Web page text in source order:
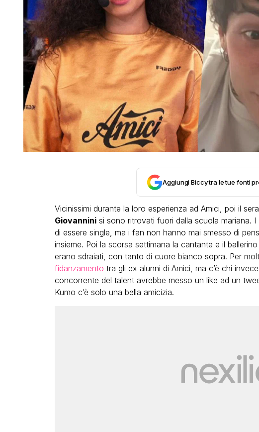
Aggiungi Biccy tra le tue fonti
Vicinissimi durante la loro esperienza ad Amici, poi il
Giovanninisi sono ritrovati fuori dalla scuola mariana.
di essere single, ma i fan non hanno mai smesso di
insieme. Poi la scorsa settimana la cantante e il
erano sdraiati, con tanto di cuore bianco sopra. Per
fidanzamento tra gli ex alunni di Amici, ma c’è chi
concorrente del talent avrebbe messo un like ad un
Kumo c’è solo una bella amicizia.
Bambola Star, la festa di